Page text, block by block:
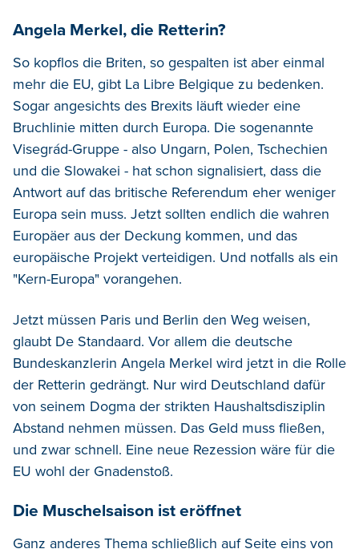
Angela Merkel, die Retterin?
So kopflos die Briten, so gespalten ist aber einmal
mehr die EU, gibt La Libre Belgique zu bedenken.
Sogar angesichts des Brexits läuft wieder eine
Bruchlinie mitten durch Europa. Die sogenannte
Visegrád-Gruppe - also Ungarn, Polen, Tschechien
und die Slowakei - hat schon signalisiert, dass die
Antwort auf das britische Referendum eher weniger
Europa sein muss. Jetzt sollten endlich die wahren
Europäer aus der Deckung kommen, und das
europäische Projekt verteidigen. Und notfalls als ein
"Kern-Europa" vorangehen.
Jetzt müssen Paris und Berlin den Weg weisen,
glaubt De Standaard. Vor allem die deutsche
Bundeskanzlerin Angela Merkel wird jetzt in die Rolle
der Retterin gedrängt. Nur wird Deutschland dafür
von seinem Dogma der strikten Haushaltsdisziplin
Abstand nehmen müssen. Das Geld muss fließen,
und zwar schnell. Eine neue Rezession wäre für die
EU wohl der Gnadenstoß.
Die Muschelsaison ist eröffnet
Ganz anderes Thema schließlich auf Seite eins von